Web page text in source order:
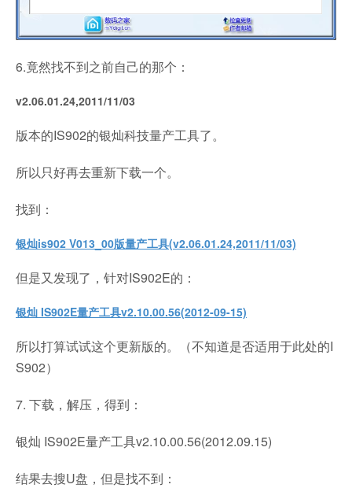
6.竟然找不到之前自己的那个：
v2.06.01.24,2011/11/03
版本的IS902的银灿科技量产工具了。
所以只好再去重新下载一个。
找到：
银灿is902 V013_00版量产工具(v2.06.01.24,2011/11/03)
但是又发现了，针对IS902E的：
银灿 IS902E量产工具v2.10.00.56(2012-09-15)
所以打算试试这个更新版的。（不知道是否适用于此处的I
S902）
7. 下载，解压，得到：
银灿 IS902E量产工具v2.10.00.56(2012.09.15)
结果去搜U盘，但是找不到：